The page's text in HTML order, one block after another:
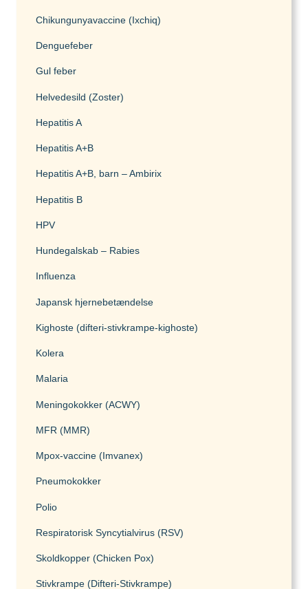
Chikungunyavaccine (Ixchiq)
Denguefeber
Gul feber
Helvedesild (Zoster)
Hepatitis A
Hepatitis A+B
Hepatitis A+B, barn – Ambirix
Hepatitis B
HPV
Hundegalskab – Rabies
Influenza
Japansk hjernebetændelse
Kighoste (difteri-stivkrampe-kighoste)
Kolera
Malaria
Meningokokker (ACWY)
MFR (MMR)
Mpox-vaccine (Imvanex)
Pneumokokker
Polio
Respiratorisk Syncytialvirus (RSV)
Skoldkopper (Chicken Pox)
Stivkrampe (Difteri-Stivkrampe)